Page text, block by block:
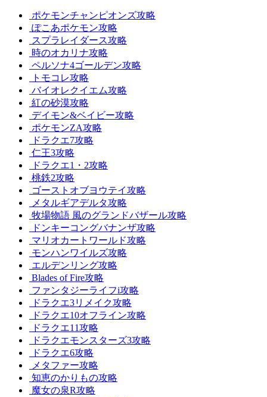
ポケモンチャンピオンズ攻略
ぽこあポケモン攻略
スプラレイダース攻略
時のオカリナ攻略
ペルソナ4ゴールデン攻略
トモコレ攻略
バイオレクイエム攻略
紅の砂漠攻略
デイモン&ベイビー攻略
ポケモンZA攻略
ドラクエ7攻略
仁王3攻略
ドラクエ1・2攻略
桃鉄2攻略
ゴーストオブヨウテイ攻略
メタルギアデルタ攻略
牧場物語 風のグランドバザール攻略
ドンキーコングバナンザ攻略
マリオカートワールド攻略
モンハンワイルズ攻略
エルデンリング攻略
Blades of Fire攻略
ファンタジーライフi攻略
ドラクエ3リメイク攻略
ドラクエ10オフライン攻略
ドラクエ11攻略
ドラクエモンスターズ3攻略
ドラクエ6攻略
メタファー攻略
知恵のかりもの攻略
魔女の泉R攻略